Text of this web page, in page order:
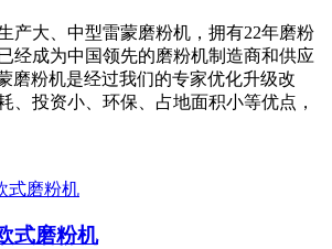
产大、中型雷蒙磨粉机，拥有22年磨粉
经成为中国领先的磨粉机制造商和供应
磨粉机是经过我们的专家优化升级改
、投资小、环保、占地面积小等优点，
式磨粉机